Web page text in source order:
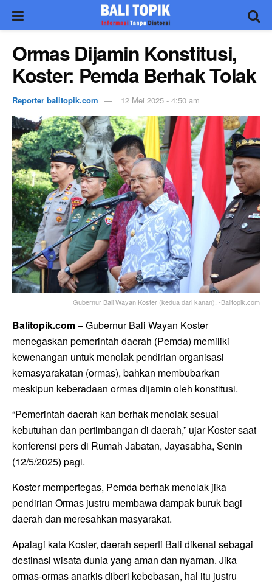
Ormas Dijamin Konstitusi,
Koster: Pemda Berhak Tolak
Reporter balitopik.com 12 Mei 2025 - 4:50 am
Gubernur Bali Wayan Koster (kedua dari kanan). -Balitopik.com
Balitopik.com– Gubernur Bali Wayan Koster
menegaskan pemerintah daerah (Pemda) memiliki
kewenangan untuk menolak pendirian organisasi
kemasyarakatan (ormas), bahkan membubarkan
meskipun keberadaan ormas dijamin oleh konstitusi.
“Pemerintah daerah kan berhak menolak sesuai
kebutuhan dan pertimbangan di daerah,” ujar Koster saat
konferensi pers di Rumah Jabatan, Jayasabha, Senin
(12/5/2025) pagi.
Koster mempertegas, Pemda berhak menolak jika
pendirian Ormas justru membawa dampak buruk bagi
daerah dan meresahkan masyarakat.
Apalagi kata Koster, daerah seperti Bali dikenal sebagai
destinasi wisata dunia yang aman dan nyaman. Jika
ormas-ormas anarkis diberi kebebasan, hal itu justru